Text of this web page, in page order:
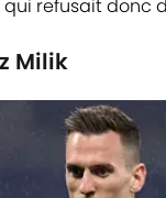
refusait donc
Milik